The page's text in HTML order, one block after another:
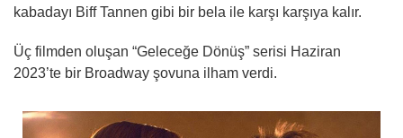
kabadayı Biff Tannen gibi bir bela ile karşı karşıya kalır.
Üç filmden oluşan “Geleceğe Dönüş” serisi Haziran
2023’te bir Broadway şovuna ilham verdi.